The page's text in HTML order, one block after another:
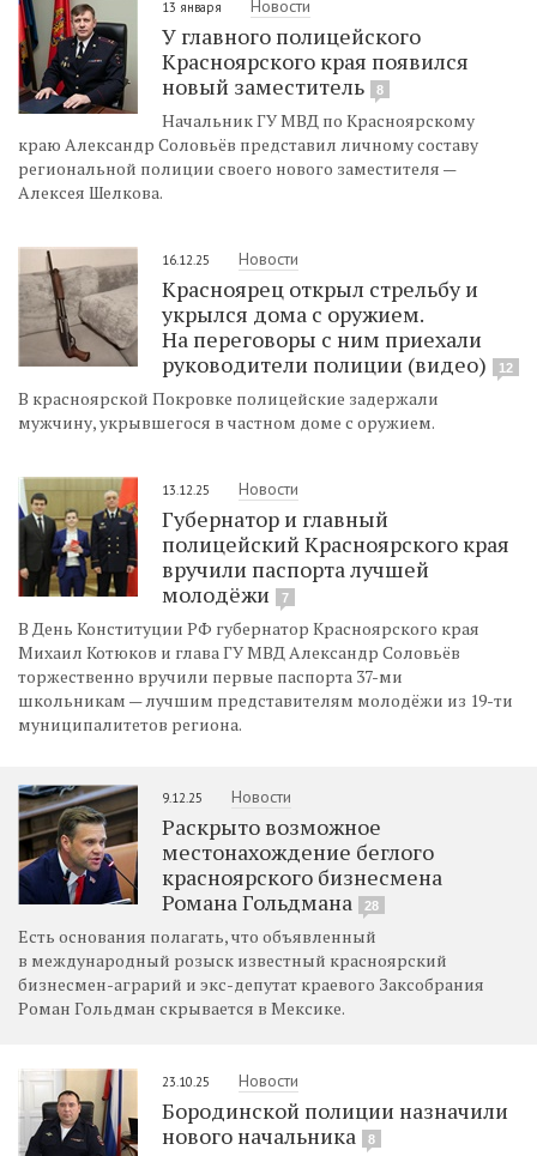
13 января Новости
У главного полицейского
Красноярского края появился
новый заместитель
8
Начальник ГУ МВД по Красноярскому
краю Александр Соловьёв представил личному составу
региональной полиции своего нового заместителя —
Алексея Шелкова.
16.12.25 Новости
Красноярец открыл стрельбу и
укрылся дома с оружием.
На переговоры с ним приехали
руководители полиции (видео)
12
В красноярской Покровке полицейские задержали
мужчину, укрывшегося в частном доме с оружием.
13.12.25 Новости
Губернатор и главный
полицейский Красноярского края
вручили паспорта лучшей
молодёжи
7
В День Конституции РФ губернатор Красноярского края
Михаил Котюков и глава ГУ МВД Александр Соловьёв
торжественно вручили первые паспорта 37-ми
школьникам — лучшим представителям молодёжи из 19-ти
муниципалитетов региона.
9.12.25 Новости
Раскрыто возможное
местонахождение беглого
красноярского бизнесмена
Романа Гольдмана
28
Есть основания полагать, что объявленный
в международный розыск известный красноярский
бизнесмен-аграрий и экс-депутат краевого Заксобрания
Роман Гольдман скрывается в Мексике.
23.10.25 Новости
Бородинской полиции назначили
нового начальника
8